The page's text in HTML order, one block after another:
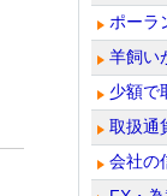
ポーラ
羊飼い
少額で
取扱通
会社の